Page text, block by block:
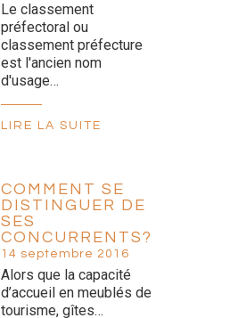
Le classement
préfectoral ou
classement préfecture
est l'ancien nom
d'usage…
LIRE LA SUITE
COMMENT SE
DISTINGUER DE
SES
CONCURRENTS?
14 septembre 2016
Alors que la capacité
d’accueil en meublés de
tourisme, gîtes…